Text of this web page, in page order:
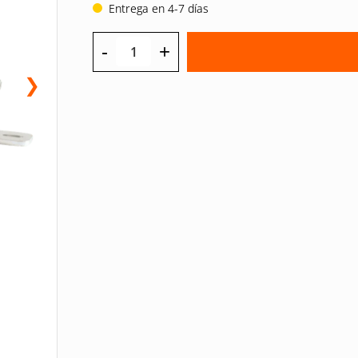
❯
Entrega en 4-7 días
- +